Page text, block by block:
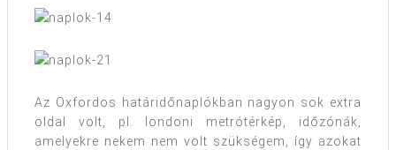
Az Oxfordos határidőnaplókban nagyon sok extra
oldal volt, pl. londoni metrótérkép, időzónák,
amelyekre nekem nem volt szükségem, így azokat